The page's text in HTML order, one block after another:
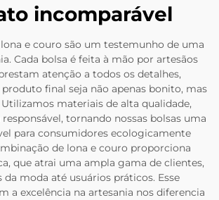
incomparável
lona e couro são um testemunho de uma
Cada bolsa é feita à mão por artesãos
atenção a todos os detalhes,
final seja não apenas bonito, mas
materiais de alta qualidade,
tornando nossas bolsas uma
para consumidores ecologicamente
de lona e couro proporciona
que atrai uma ampla gama de clientes,
da moda até usuários práticos. Esse
a excelência na artesania nos diferencia